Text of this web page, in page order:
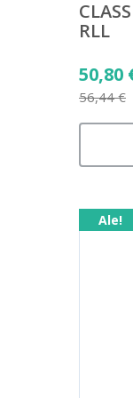
RLL
56,44€
hinta
oli:
50,80
on:
Ale!